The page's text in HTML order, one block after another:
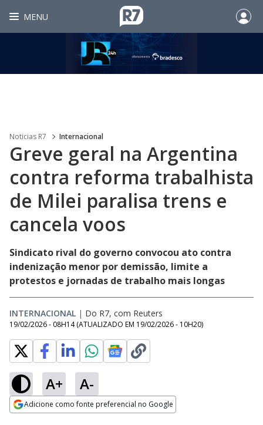
MENU
Noticias R7 Internacional
Greve geral na Argentina
contra reforma trabalhista
de Milei paralisa trens e
cancela voos
Sindicato rival do governo convocou ato contra
indenização menor por demissão, limite a
protestos e jornadas de trabalho mais longas
INTERNACIONAL | Do R7, com Reuters
19/02/2026 - 08H14 (ATUALIZADO EM 19/02/2026 - 10H20)
A+ A-
Adicione como fonte preferencial no Google